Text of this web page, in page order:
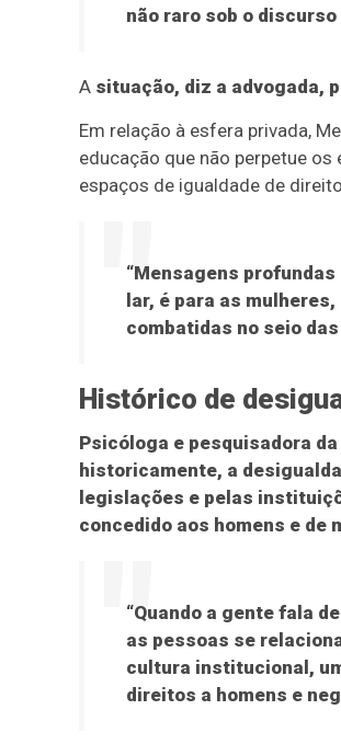
não raro sob o discurso
A situação, diz a advogada,
Em relação à esfera privada,
educação que não perpetue
espaços de igualdade de
“Mensagens
lar, é para as
combatidas no seio
Histórico de
Psicóloga e pesquisadora
historicamente, a
legislações e pelas
concedido aos homens e de
“Quando a gente fala
as pessoas se
cultura institucional,
direitos a homens e